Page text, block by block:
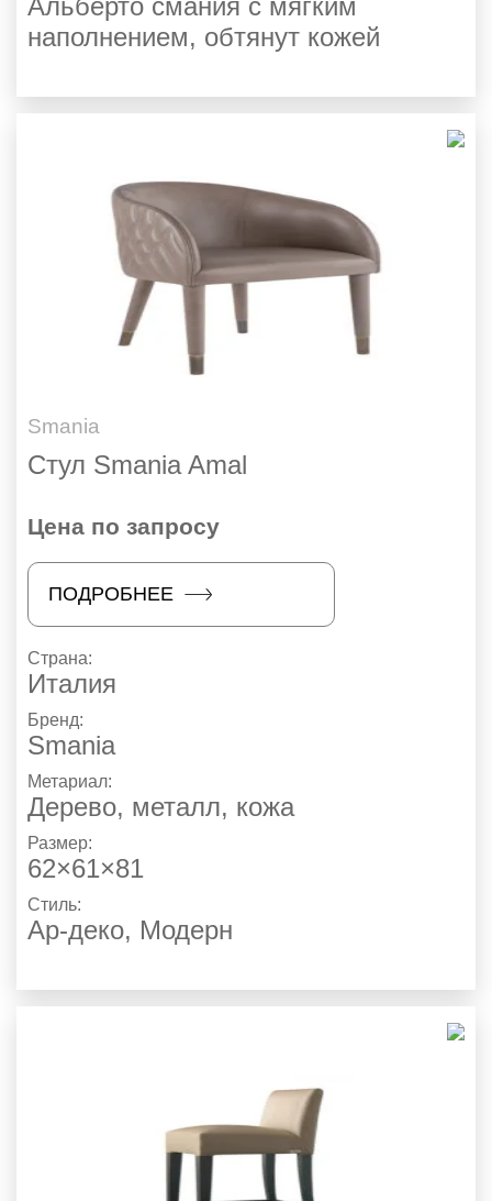
Альберто смания с мягким
наполнением, обтянут кожей
Smania
Стул Smania Amal
Цена по запросу
ПОДРОБНЕЕ
Страна:
Италия
Бренд:
Smania
Метариал:
Дерево, металл, кожа
Размер:
62×61×81
Стиль:
Ар-деко, Модерн